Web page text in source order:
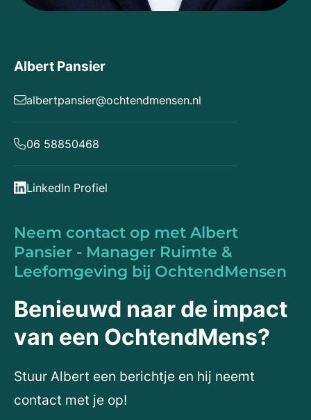
Albert Pansier
albertpansier@ochtendmensen.nl
06 58850468
LinkedIn Profiel
Neem contact op met Albert
Pansier - Manager Ruimte &
Leefomgeving bij OchtendMensen
Benieuwd naar de impact
van een OchtendMens?
Stuur Albert een berichtje en hij neemt
contact met je op!